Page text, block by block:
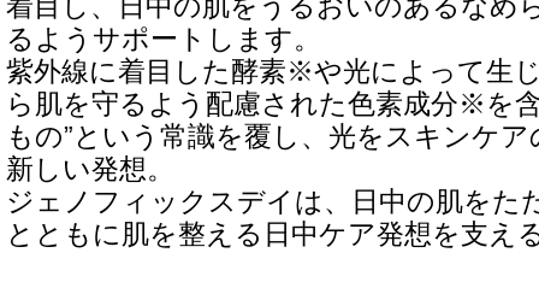
着目し、日中の肌をうるおいのあるなめ
るようサポートします。
紫外線に着目した酵素※や光によって生
ら肌を守るよう配慮された色素成分※を
もの”という常識を覆し、光をスキンケ
新しい発想。
ジェノフィックスデイは、日中の肌をた
とともに肌を整える日中ケア発想を支え